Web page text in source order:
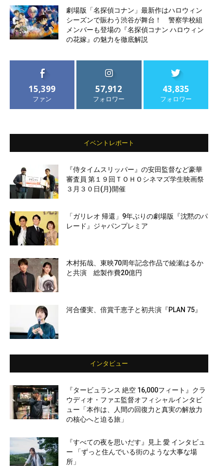
劇場版「名探偵コナン」最新作はハロウィン
シーズンで賑わう渋谷が舞台！ 警察学校組
メンバーも登場の『名探偵コナン ハロウィン
の花嫁』の魅力を徹底解説
15,399
ファン
57,912
フォロワー
43,835
フォロワー
イベントレポート
『侍タイムスリッパー』の安田監督など豪華
審査員 第１９回ＴＯＨＯシネマズ学生映画祭
３月３０日(月)開催
「ガリレオ 帰還」9年ぶりの劇場版『沈黙のパ
レード』ジャパンプレミア
木村拓哉、東映70周年記念作品で綾瀬はるか
と共演 総製作費20億円
河合優実、倍賞千恵子と初共演『PLAN 75』
インタビュー
『タービュランス 絶空 16,000フィート』クラ
ウディオ・ファエ監督オフィシャルインタビ
ュー「本作は、人間の回復力と真実の解放力
の核心へと迫る旅」
『すべての夜を思いだす』見上 愛 インタビュ
ー 「ずっと住んでいる街のような大事な場
所」